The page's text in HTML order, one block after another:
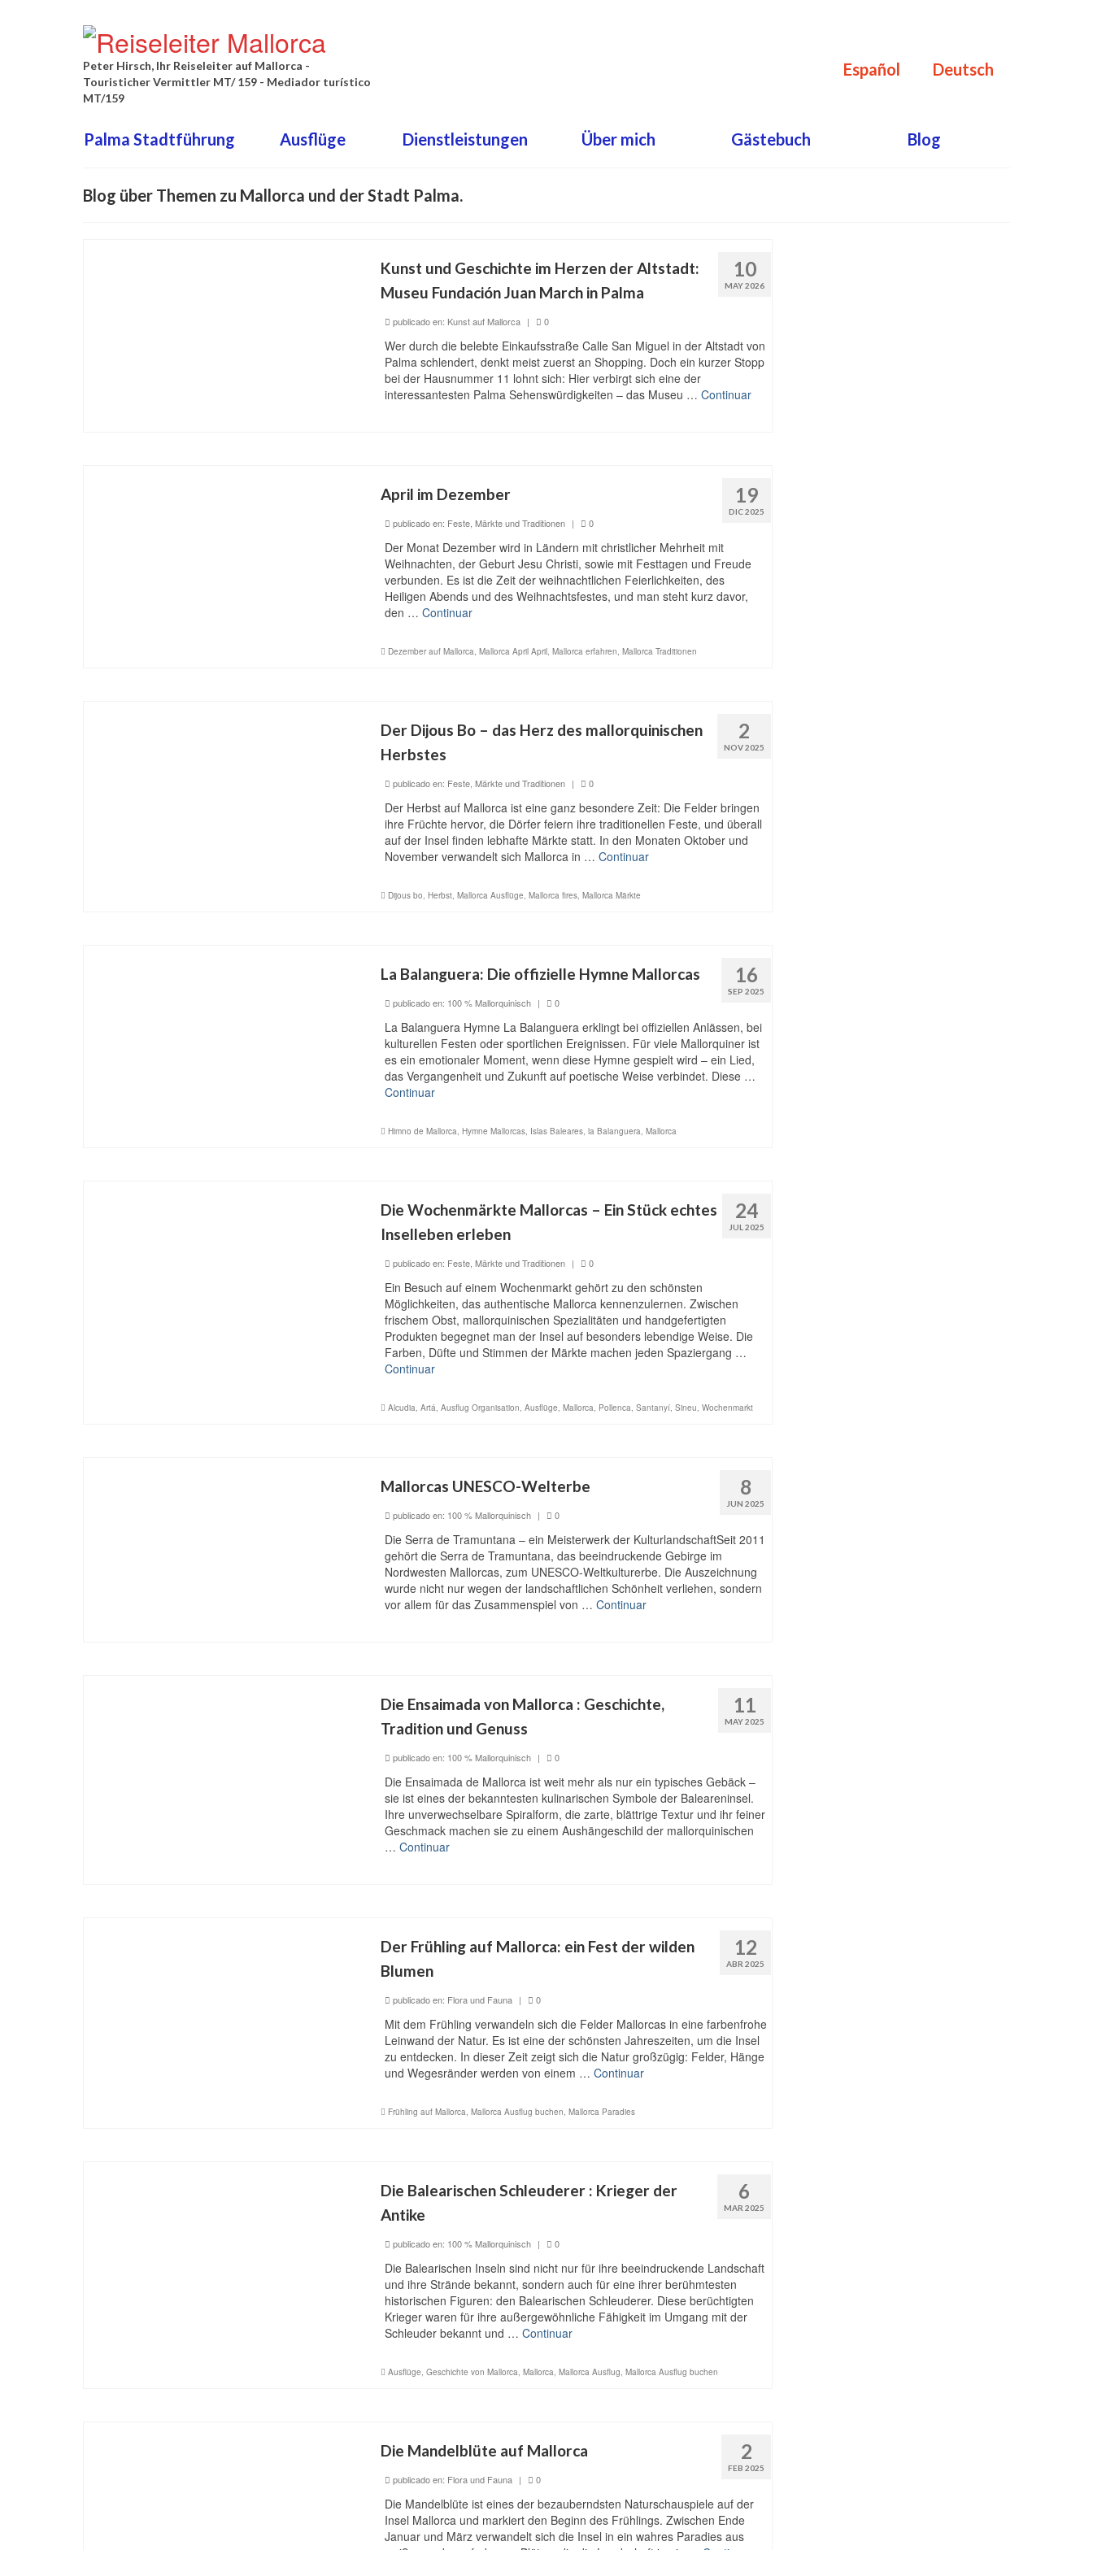
Peter Hirsch, Ihr Reiseleiter auf Mallorca -
Touristicher Vermittler MT/ 159 - Mediador turístico
MT/159
Español Deutsch
Palma Stadtführung Ausflüge Dienstleistungen Über mich Gästebuch Blog
Blog über Themen zu Mallorca und der Stadt Palma.
10
MAY 2026
Kunst und Geschichte im Herzen der Altstadt:
Museu Fundación Juan March in Palma
publicado en: Kunst auf Mallorca | 0
Wer durch die belebte Einkaufsstraße Calle San Miguel in der Altstadt von
Palma schlendert, denkt meist zuerst an Shopping. Doch ein kurzer Stopp
bei der Hausnummer 11 lohnt sich: Hier verbirgt sich eine der
interessantesten Palma Sehenswürdigkeiten – das Museu … Continuar
19
DIC 2025
April im Dezember
publicado en: Feste, Märkte und Traditionen | 0
Der Monat Dezember wird in Ländern mit christlicher Mehrheit mit
Weihnachten, der Geburt Jesu Christi, sowie mit Festtagen und Freude
verbunden. Es ist die Zeit der weihnachtlichen Feierlichkeiten, des
Heiligen Abends und des Weihnachtsfestes, und man steht kurz davor,
den … Continuar
Dezember auf Mallorca Mallorca April April, Mallorca erfahren Mallorca Traditionen
2
NOV 2025
Der Dijous Bo – das Herz des mallorquinischen
Herbstes
publicado en: Feste, Märkte und Traditionen | 0
Der Herbst auf Mallorca ist eine ganz besondere Zeit: Die Felder bringen
ihre Früchte hervor, die Dörfer feiern ihre traditionellen Feste, und überall
auf der Insel finden lebhafte Märkte statt. In den Monaten Oktober und
November verwandelt sich Mallorca in … Continuar
Dijous bo Herbst, Mallorca Ausflüge Mallorca fires, Mallorca Märkte
16
SEP 2025
La Balanguera: Die offizielle Hymne Mallorcas
publicado en: 100 % Mallorquinisch | 0
La Balanguera Hymne La Balanguera erklingt bei offiziellen Anlässen, bei
kulturellen Festen oder sportlichen Ereignissen. Für viele Mallorquiner ist
es ein emotionaler Moment, wenn diese Hymne gespielt wird – ein Lied,
das Vergangenheit und Zukunft auf poetische Weise verbindet. Diese …
Continuar
Himno de Mallorca Hymne Mallorcas, Islas Baleares, la Balanguera Mallorca
24
JUL 2025
Die Wochenmärkte Mallorcas – Ein Stück echtes
Inselleben erleben
publicado en: Feste, Märkte und Traditionen | 0
Ein Besuch auf einem Wochenmarkt gehört zu den schönsten
Möglichkeiten, das authentische Mallorca kennenzulernen. Zwischen
frischem Obst, mallorquinischen Spezialitäten und handgefertigten
Produkten begegnet man der Insel auf besonders lebendige Weise. Die
Farben, Düfte und Stimmen der Märkte machen jeden Spaziergang …
Continuar
Alcudia Artá Ausflug Organisation Ausflüge Mallorca Pollenca Santanyí, Sineu Wochenmarkt
8
JUN 2025
Mallorcas UNESCO-Welterbe
publicado en: 100 % Mallorquinisch | 0
Die Serra de Tramuntana – ein Meisterwerk der KulturlandschaftSeit 2011
gehört die Serra de Tramuntana, das beeindruckende Gebirge im
Nordwesten Mallorcas, zum UNESCO-Weltkulturerbe. Die Auszeichnung
wurde nicht nur wegen der landschaftlichen Schönheit verliehen, sondern
vor allem für das Zusammenspiel von … Continuar
11
MAY 2025
Die Ensaimada von Mallorca : Geschichte,
Tradition und Genuss
publicado en: 100 % Mallorquinisch | 0
Die Ensaimada de Mallorca ist weit mehr als nur ein typisches Gebäck –
sie ist eines der bekanntesten kulinarischen Symbole der Baleareninsel.
Ihre unverwechselbare Spiralform, die zarte, blättrige Textur und ihr feiner
Geschmack machen sie zu einem Aushängeschild der mallorquinischen
… Continuar
12
ABR 2025
Der Frühling auf Mallorca: ein Fest der wilden
Blumen
publicado en: Flora und Fauna | 0
Mit dem Frühling verwandeln sich die Felder Mallorcas in eine farbenfrohe
Leinwand der Natur. Es ist eine der schönsten Jahreszeiten, um die Insel
zu entdecken. In dieser Zeit zeigt sich die Natur großzügig: Felder, Hänge
und Wegesränder werden von einem … Continuar
Frühling auf Mallorca Mallorca Ausflug buchen Mallorca Paradies
6
MAR 2025
Die Balearischen Schleuderer : Krieger der
Antike
publicado en: 100 % Mallorquinisch | 0
Die Balearischen Inseln sind nicht nur für ihre beeindruckende Landschaft
und ihre Strände bekannt, sondern auch für eine ihrer berühmtesten
historischen Figuren: den Balearischen Schleuderer. Diese berüchtigten
Krieger waren für ihre außergewöhnliche Fähigkeit im Umgang mit der
Schleuder bekannt und … Continuar
Ausflüge Geschichte von Mallorca Mallorca Mallorca Ausflug Mallorca Ausflug buchen
2
FEB 2025
Die Mandelblüte auf Mallorca
publicado en: Flora und Fauna | 0
Die Mandelblüte ist eines der bezauberndsten Naturschauspiele auf der
Insel Mallorca und markiert den Beginn des Frühlings. Zwischen Ende
Januar und März verwandelt sich die Insel in ein wahres Paradies aus